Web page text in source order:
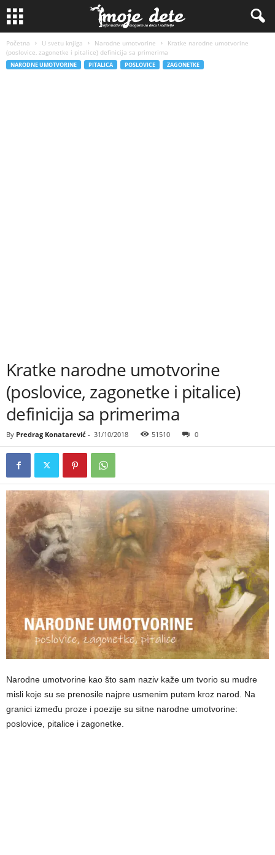
Početna U svetu knjiga Narodne umotvorine
Kratke narodne umotvorine
(poslovice, zagonetke i pitalice) definicija sa primerima
NARODNE UMOTVORINE PITALICA POSLOVICE ZAGONETKE
Kratke narodne umotvorine
(poslovice, zagonetke i pitalice)
definicija sa primerima
By Predrag Konatarević - 31/10/2018 51510 0
Narodne umotvorine kao što sam naziv kaže um tvorio su mudre
misli koje su se prenosile najpre usmenim putem kroz narod. Na
granici između proze i poezije su sitne narodne umotvorine:
poslovice, pitalice i zagonetke.